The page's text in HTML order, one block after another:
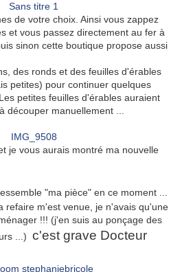
de votre choix. Ainsi vous zappez
et vous passez directement au fer à
sinon cette boutique propose aussi
des ronds et des feuilles d'érables
petites) pour continuer quelques
petites feuilles d'érables auraient
découper manuellement ...
je vous aurais montré ma nouvelle
"ma pièce" en ce moment ...
refaire m'est venue, je n'avais qu'une
!!! (j'en suis au ponçage des
...) c'est grave Docteur